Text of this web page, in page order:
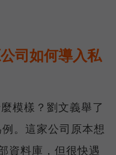
司如何導入私
模樣？劉文義舉了
。這家公司原本想
資料庫，但很快遇